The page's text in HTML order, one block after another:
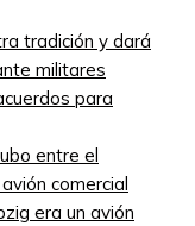
tradición y dará
militares
para
entre el
comercial
era un avión